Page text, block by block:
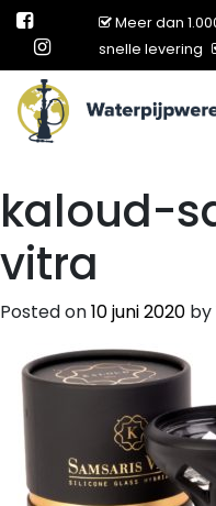
Meer dan
snelle levering
Main
kaloud-
vitra
Posted on10 juni 2020 by